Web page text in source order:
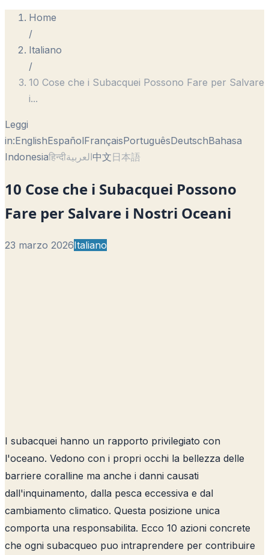
Home
/
Italiano
/
10 Cose che i Subacquei Possono Fare per Salvare
i...
Leggi
in:EnglishEspañolFrançaisPortuguêsDeutschBahasa
Indonesiaहिन्दीالعربية中文日本語
10 Cose che i Subacquei Possono
Fare per Salvare i Nostri Oceani
23 marzo 2026Italiano
I subacquei hanno un rapporto privilegiato con
l'oceano. Vedono con i propri occhi la bellezza delle
barriere coralline ma anche i danni causati
dall'inquinamento, dalla pesca eccessiva e dal
cambiamento climatico. Questa posizione unica
comporta una responsabilita. Ecco 10 azioni concrete
che ogni subacqueo puo intraprendere per contribuire